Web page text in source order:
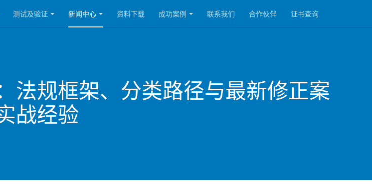
测试及验证 新闻中心 资料下载 成功案例 联系我们 合作伙伴 证书查询
法规框架、分类路径与最新修正案
战经验